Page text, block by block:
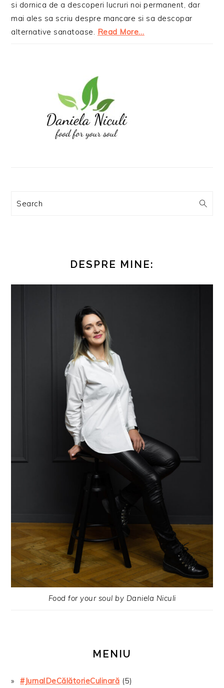
si dornica de a descoperi lucruri noi permanent, dar
mai ales sa scriu despre mancare si sa descopar
alternative sanatoase. Read More…
Search
DESPRE MINE:
Food for your soul by Daniela Niculi
MENIU
#JurnalDeCălătorieCulinară (5)